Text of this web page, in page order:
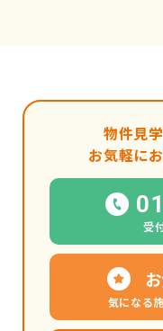
物件見
お気軽に
受
気になる